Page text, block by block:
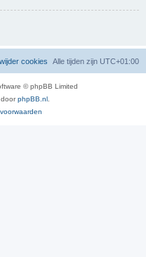
Alle tijden zijn UTC+01:00
cookies
© phpBB Limited
doorphpBB.nl